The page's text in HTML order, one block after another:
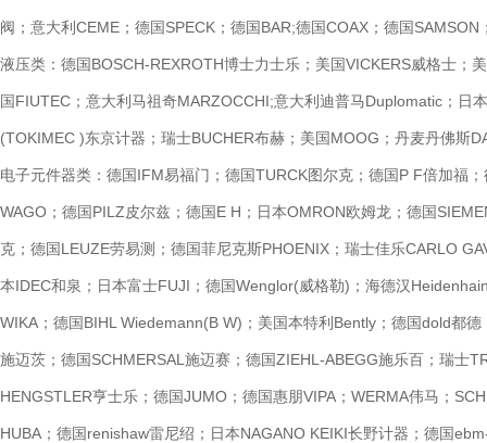
阀；意大利CEME；德国SPECK；德国BAR;德国COAX；德国
液压类：德国BOSCH-REXROTH博士力士乐；美国VICKERS威格士；
国FIUTEC；意大利马祖奇MARZOCCHI;意大利迪普马Duplomatic；日
(TOKIMEC )东京计器；瑞士BUCHER布赫；美国MOOG；丹麦丹佛斯
电子元件器类：德国IFM易福门；德国TURCK图尔克；德国P F倍加福
WAGO；德国PILZ皮尔兹；德国E H；日本OMRON欧姆龙；德国
克；德国LEUZE劳易测；德国菲尼克斯PHOENIX；瑞士佳乐CARLO
本IDEC和泉；日本富士FUJI；德国Wenglor(威格勒)；海德汉
WIKA；德国BIHL Wiedemann(B W)；美国本特利Bently；德国dold都
施迈茨；德国SCHMERSAL施迈赛；德国ZIEHL-ABEGG施乐百；瑞士
HENGSTLER亨士乐；德国JUMO；德国惠朋VIPA；WERMA伟马；
HUBA；德国renishaw雷尼绍；日本NAGANO KEIKI长野计器；德国